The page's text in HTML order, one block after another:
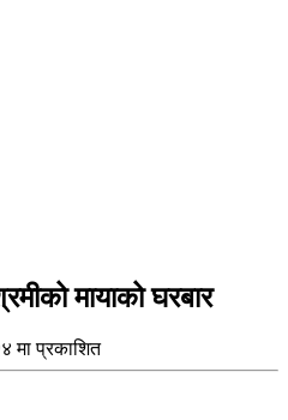
मायाको घरबार
मा प्रकाशित